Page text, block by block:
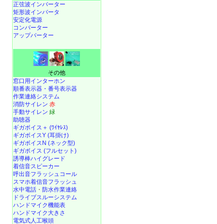
正弦波インバーター
矩形波インバータ
安定化電源
コンバーター
アップバーター
その他
窓口用インターホン
順番表示器・番号表示器
作業連絡システム
消防サイレン 赤
手動サイレン 緑
助聴器
ギガボイス＋ (ﾜｲﾔﾚｽ)
ギガボイスY (耳掛け)
ギガボイスN (ネック型)
ギガボイス (フルセット)
誘導棒ハイグレード
着信音スピーカー
呼出音フラッシュコール
スマホ着信音フラッシュ
水中電話 ・ 防水作業連絡
ドライブスルーシステム
ハンドマイク機能表
ハンドマイク大きさ
電気式人工喉頭